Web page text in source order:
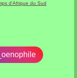
d'Afrique du Sud